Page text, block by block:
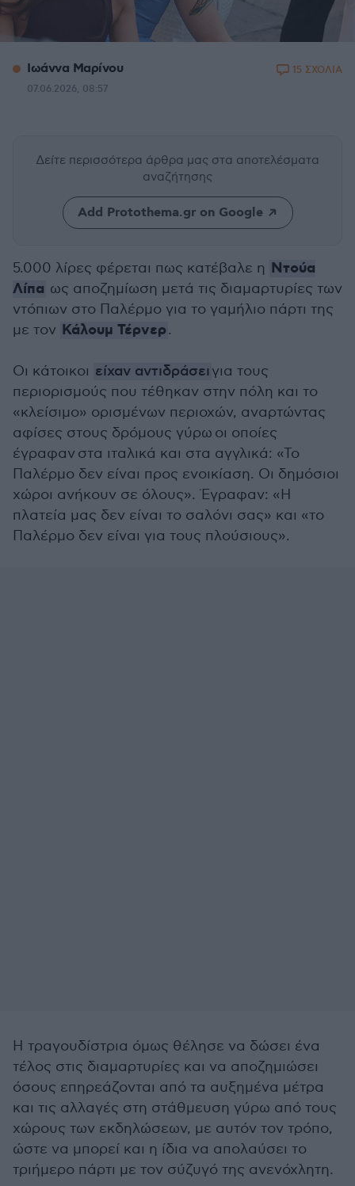
Ιωάννα Μαρίνου
07.06.2026, 08:57
15 ΣΧΟΛΙΑ
Δείτε περισσότερα άρθρα μας στα αποτελέσματα
αναζήτησης
Add Protothema.gr on Google
5.000 λίρες φέρεται πως κατέβαλε η Ντούα
Λίπα ως αποζημίωση μετά τις διαμαρτυρίες των
ντόπιων στο Παλέρμο για το γαμήλιο πάρτι της
με τον Κάλουμ Τέρνερ.
Οι κάτοικοι είχαν αντιδράσειγια τους
περιορισμούς που τέθηκαν στην πόλη και το
«κλείσιμο» ορισμένων περιοχών, αναρτώντας
αφίσες στους δρόμους γύρω οι οποίες
έγραφαν στα ιταλικά και στα αγγλικά: «Το
Παλέρμο δεν είναι προς ενοικίαση. Οι δημόσιοι
χώροι ανήκουν σε όλους». Έγραφαν: «Η
πλατεία μας δεν είναι το σαλόνι σας» και «το
Παλέρμο δεν είναι για τους πλούσιους».
Η τραγουδίστρια όμως θέλησε να δώσει ένα
τέλος στις διαμαρτυρίες και να αποζημιώσει
όσους επηρεάζονται από τα αυξημένα μέτρα
και τις αλλαγές στη στάθμευση γύρω από τους
χώρους των εκδηλώσεων, με αυτόν τον τρόπο,
ώστε να μπορεί και η ίδια να απολαύσει το
τριήμερο πάρτι με τον σύζυγό της ανενόχλητη.